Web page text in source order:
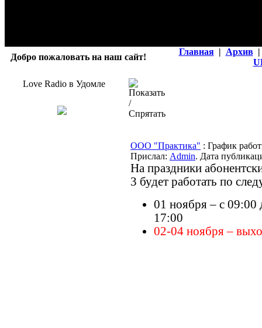
Добро пожаловать на наш сайт!
Главная | Архив |
Love Radio в Удомле
ООО "Практика" : График
Прислал: Admin. Дата
На праздники
3 будет работать по
01 ноября – с 09:00
17:00
02-04 ноября –